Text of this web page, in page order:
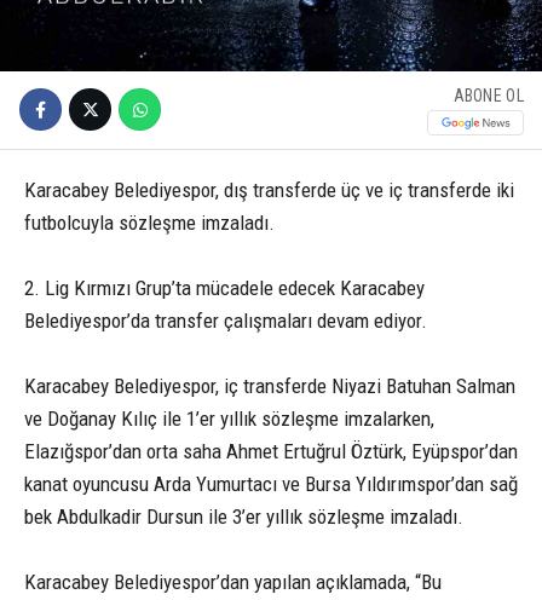
ABONE OL
Karacabey Belediyespor, dış transferde üç ve iç transferde iki
futbolcuyla sözleşme imzaladı.
2. Lig Kırmızı Grup’ta mücadele edecek Karacabey
Belediyespor’da transfer çalışmaları devam ediyor.
Karacabey Belediyespor, iç transferde Niyazi Batuhan Salman
ve Doğanay Kılıç ile 1’er yıllık sözleşme imzalarken,
Elazığspor’dan orta saha Ahmet Ertuğrul Öztürk, Eyüpspor’dan
kanat oyuncusu Arda Yumurtacı ve Bursa Yıldırımspor’dan sağ
bek Abdulkadir Dursun ile 3’er yıllık sözleşme imzaladı.
Karacabey Belediyespor’dan yapılan açıklamada, “Bu